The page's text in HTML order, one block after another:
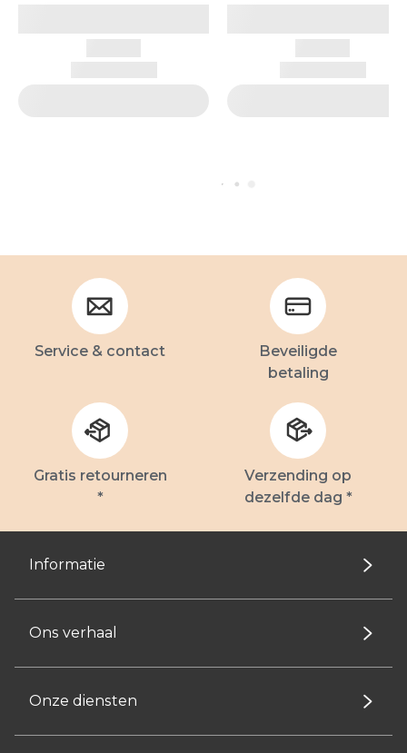
Service & contact
Beveiligde
betaling
Gratis retourneren
*
Verzending op
dezelfde dag *
Informatie
Ons verhaal
Onze diensten